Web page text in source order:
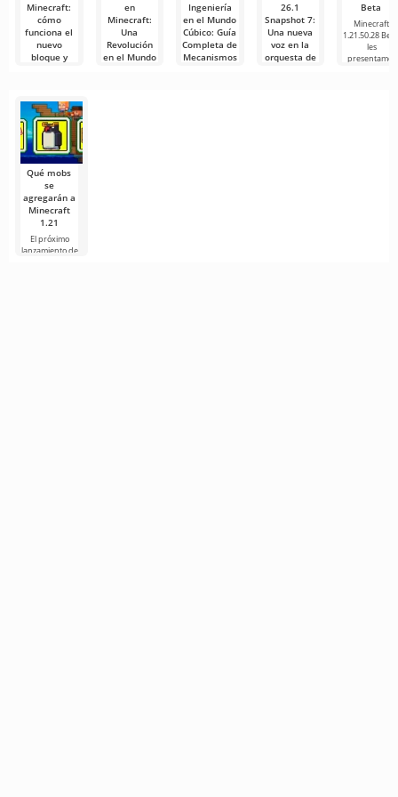
Minecraft:
cómo
funciona el
nuevo
bloque y
calibrado, o
Calibrated
Sculk
en
Minecraft:
Una
Revolución
en el Mundo
Ingeniería
en el Mundo
Cúbico: Guía
Completa de
Mecanismos
26.1
Snapshot 7:
Una nueva
voz en la
orquesta de
Beta
Minecraft
1.21.50.28
les
presentamos
Qué mobs
se
agregarán a
Minecraft
1.21
El próximo
lanzamiento de